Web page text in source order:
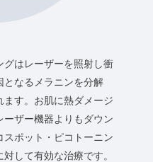
グはレーザーを照射し衝
となるメラニンを分解
ます。お肌に熱ダメージ
ザー機器よりもダウン
スポット・ピコトーニン
して有効な治療です。